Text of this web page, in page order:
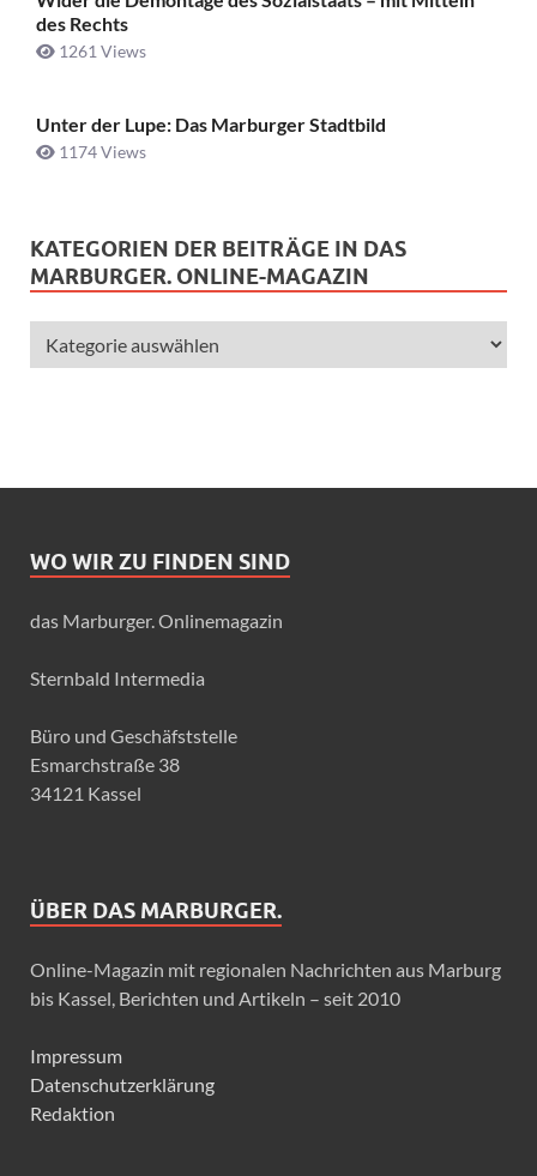
des Rechts
1261 Views
Unter der Lupe: Das Marburger Stadtbild
1174 Views
KATEGORIEN DER BEITRÄGE IN DAS
MARBURGER. ONLINE-MAGAZIN
WO WIR ZU FINDEN SIND
das Marburger. Onlinemagazin
Sternbald Intermedia
Büro und Geschäfststelle
Esmarchstraße 38
34121 Kassel
ÜBER DAS MARBURGER.
Online-Magazin mit regionalen Nachrichten aus Marburg
bis Kassel, Berichten und Artikeln – seit 2010
Impressum
Datenschutzerklärung
Redaktion